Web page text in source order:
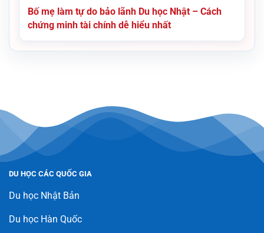
Bố mẹ làm tự do bảo lãnh Du học Nhật – Cách
chứng minh tài chính dễ hiểu nhất
DU HỌC CÁC QUỐC GIA
Du học Nhật Bản
Du học Hàn Quốc